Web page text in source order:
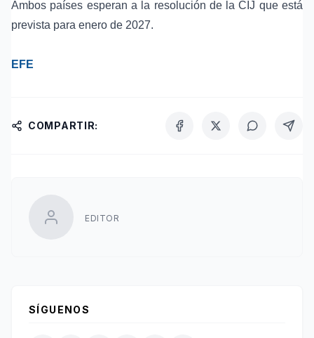
Ambos países esperan a la resolución de la CIJ que está
prevista para enero de 2027.
EFE
COMPARTIR:
EDITOR
SÍGUENOS